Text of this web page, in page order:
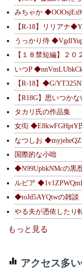
みちゃか
【R-18】リリアナ
うっかり侍
【１８禁短編】２０
いつP
【R-18】◆G/
【R18G】思いつか
タカリ氏の作品集
女衒 ◆E8kwFGHptY
なつしお
国際的な小咄
◆N99UpbkNMcの黒
ルピア
◆toJd5AYQtwの雑談
やる夫が憑依したり
もっと見る
アクセス多